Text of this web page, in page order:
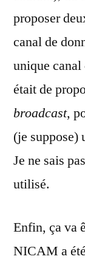
proposer
canal de
unique canal
était de
broadcast,
(je suppose)
Je ne sais
utilisé.
Enfin, ça va
NICAM a